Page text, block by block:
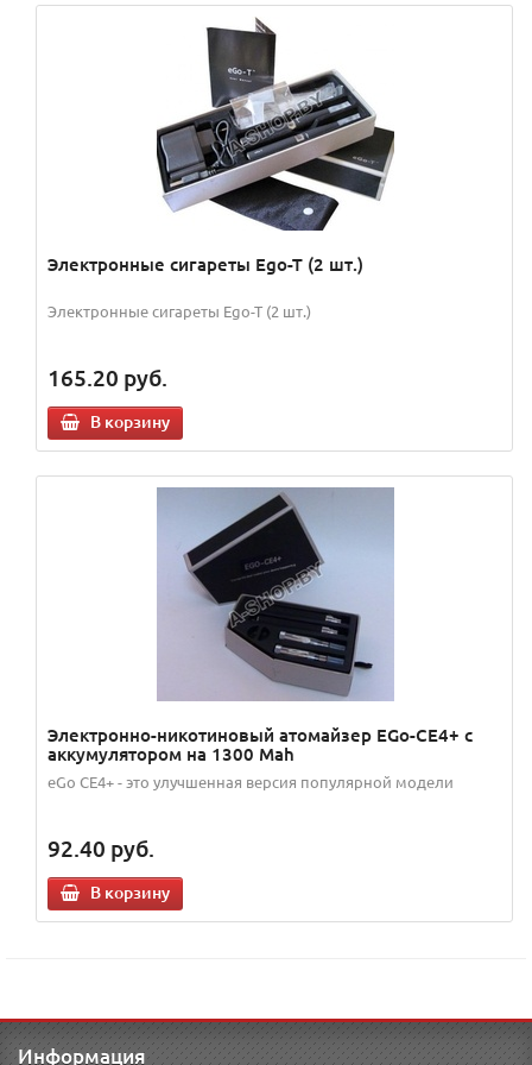
Электронные сигареты Ego-T (2 шт.)
Электронные сигареты Ego-T (2 шт.)
165.20 руб.
В корзину
Электронно-никотиновый атомайзер EGo-CE4+ c
аккумулятором на 1300 Mah
eGo CE4+ - это улучшенная версия популярной модели
92.40 руб.
В корзину
Информация